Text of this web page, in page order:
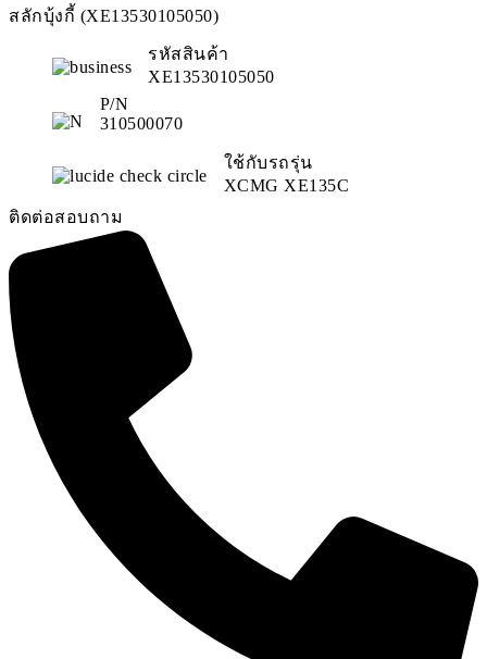
สลักบุ้งกี้ (XE13530105050)
รหัสสินค้า
XE13530105050
P/N
310500070
ใช้กับรถรุ่น
XCMG XE135C
ติดต่อสอบถาม